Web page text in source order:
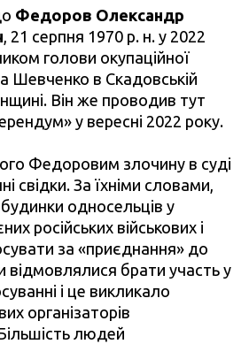
Федоров Олександр
, 21 серпня 1970 р. н. у 2022
голови окупаційної
Шевченко в Скадовській
Він же проводив тут
у вересні 2022 року.
Федоровим злочину в суді
свідки. За їхніми словами,
односельців у
російських військових і
за «приєднання» до
відмовлялися брати участь у
і це викликало
організаторів
людей